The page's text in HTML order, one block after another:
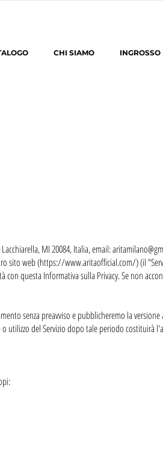
CHI SIAMO INGROSSO
MI 20084, Italia, email:
sito web (https://www.aritaofficial.com/)(il
questa Informativa sulla Privacy. Se non
senza preavviso e pubblicheremo la
utilizzo del Servizio dopo tale periodo costituirà